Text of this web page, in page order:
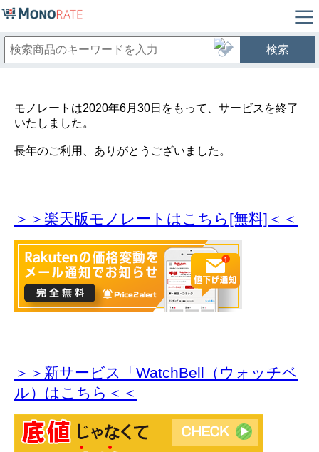
検索
モノレートは2020年6月30日をもって、サービスを終了
いたしました。
長年のご利用、ありがとうございました。
＞＞楽天版モノレートはこちら[無料]＜＜
＞＞新サービス「WatchBell（ウォッチベ
ル）はこちら＜＜